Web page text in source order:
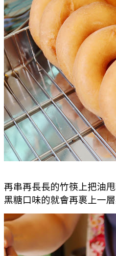
再串再長長的竹筷上把油
黑糖口味的就會再裹上一